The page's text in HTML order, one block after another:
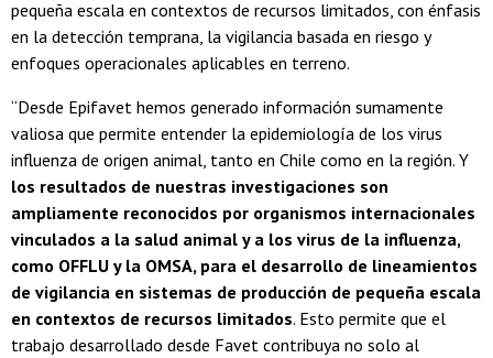
pequeña escala en contextos de recursos limitados, con énfasis
en la detección temprana, la vigilancia basada en riesgo y
enfoques operacionales aplicables en terreno.
“Desde Epifavet hemos generado información sumamente
valiosa que permite entender la epidemiología de los virus
influenza de origen animal, tanto en Chile como en la región. Y
los resultados de nuestras investigaciones son
ampliamente reconocidos por organismos internacionales
vinculados a la salud animal y a los virus de la influenza,
como OFFLU y la OMSA, para el desarrollo de lineamientos
de vigilancia en sistemas de producción de pequeña escala
en contextos de recursos limitados. Esto permite que el
trabajo desarrollado desde Favet contribuya no solo al